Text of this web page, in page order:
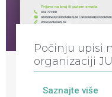
Počinju upisi
organizaciji
Saznajte više